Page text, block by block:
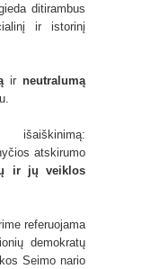
ditirambus
ir istorinį
irneutralumą
atskirumo
ir jų veiklos
referuojama
demokratų
Seimo nario